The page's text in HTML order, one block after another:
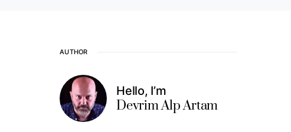
AUTHOR
Hello, I’m
Devrim Alp Artam